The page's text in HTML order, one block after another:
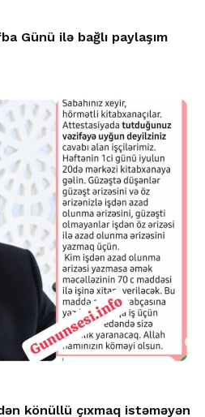
Günü ilə bağlı paylaşım
könüllü çıxmaq istəməyən